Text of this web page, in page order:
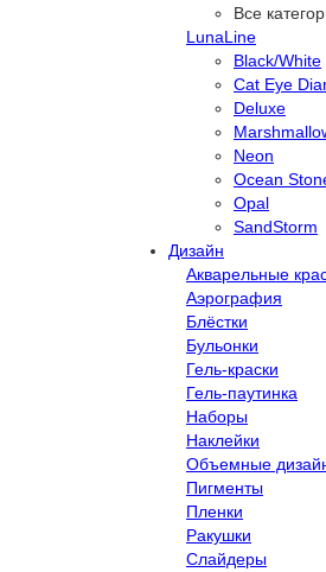
Все
LunaLine
Black/White
Cat Eye
Deluxe
Neon
Ocean
Opal
SandStorm
Дизайн
Акварельные
Аэрография
Блёстки
Бульонки
Гель-краски
Гель-паутинка
Наборы
Наклейки
Объемные
Пигменты
Пленки
Ракушки
Слайдеры